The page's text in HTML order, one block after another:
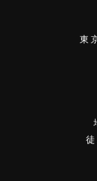
東